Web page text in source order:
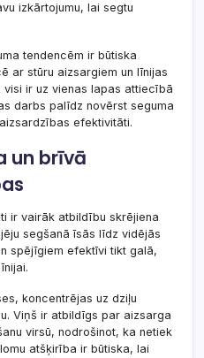
izkārtojumu, lai segtu
tendencēm ir būtiska
ar stūru aizsargiem un līnijas
ir uz vienas lapas attiecībā
darbs palīdz novērst seguma
efektivitāti.
un brīvā
ir vairāk atbildību skrējiena
segšanā īsās līdz vidējās
spējīgiem efektīvi tikt galā,
koncentrējas uz dziļu
Viņš ir atbildīgs par aizsarga
virsū, nodrošinot, ka netiek
atšķirība ir būtiska, lai